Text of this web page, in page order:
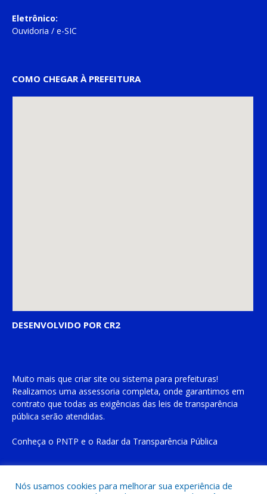
Eletrônico:
Ouvidoria / e-SIC
COMO CHEGAR À PREFEITURA
DESENVOLVIDO POR CR2
Muito mais que criar site ou sistema para prefeituras!
Realizamos uma assessoria completa, onde garantimos em
contrato que todas as exigências das leis de transparência
pública serão atendidas.
Conheça o PNTP e o Radar da Transparência Pública
Nós usamos cookies para melhorar sua experiência de